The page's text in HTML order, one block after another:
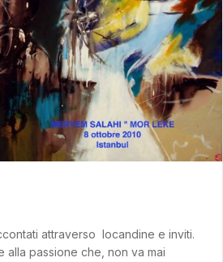
attraverso locandine e inviti.
alla passione che, non va mai